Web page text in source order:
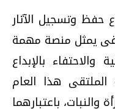
وتسجيل الآثار
يمثل منصة مهمة
بالإبداع
هذا العام
والنبات، باعتبارهما